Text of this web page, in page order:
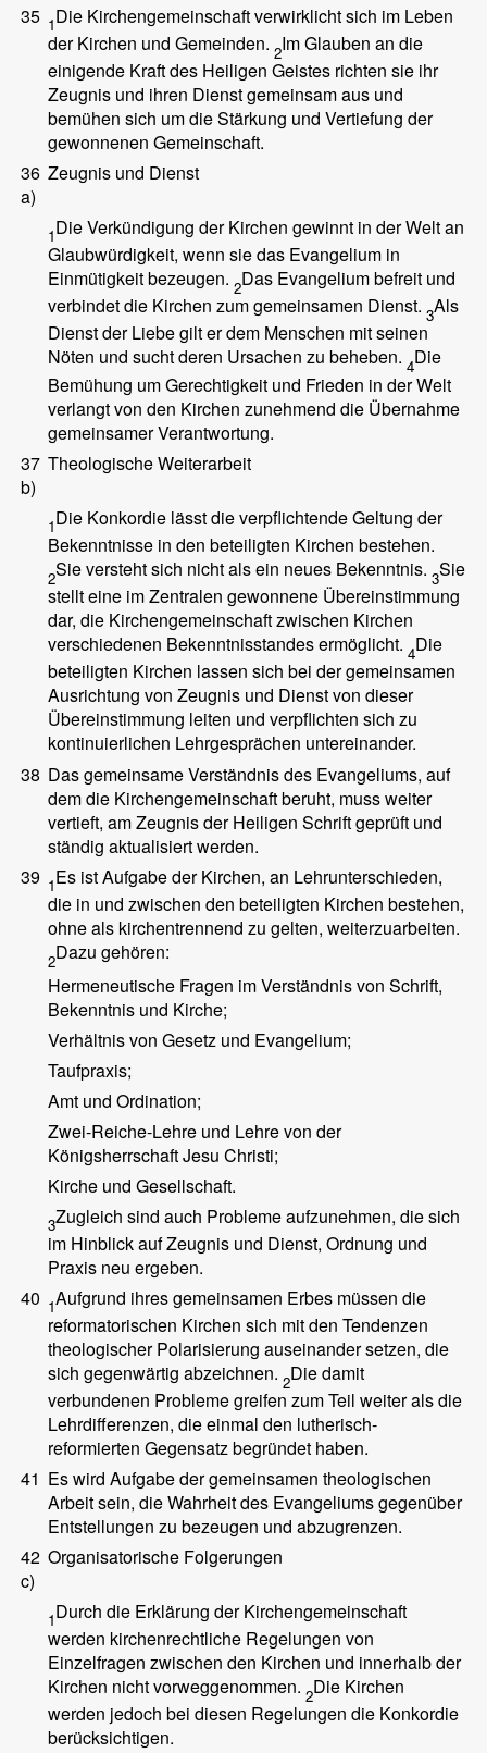
35 1Die Kirchengemeinschaft verwirklicht sich im Leben
der Kirchen und Gemeinden. 2Im Glauben an die
einigende Kraft des Heiligen Geistes richten sie ihr
Zeugnis und ihren Dienst gemeinsam aus und
bemühen sich um die Stärkung und Vertiefung der
gewonnenen Gemeinschaft.
36
a)
Zeugnis und Dienst
1Die Verkündigung der Kirchen gewinnt in der Welt an
Glaubwürdigkeit, wenn sie das Evangelium in
Einmütigkeit bezeugen. 2Das Evangelium befreit und
verbindet die Kirchen zum gemeinsamen Dienst. 3Als
Dienst der Liebe gilt er dem Menschen mit seinen
Nöten und sucht deren Ursachen zu beheben. 4Die
Bemühung um Gerechtigkeit und Frieden in der Welt
verlangt von den Kirchen zunehmend die Übernahme
gemeinsamer Verantwortung.
37
b)
Theologische Weiterarbeit
1Die Konkordie lässt die verpflichtende Geltung der
Bekenntnisse in den beteiligten Kirchen bestehen.
2Sie versteht sich nicht als ein neues Bekenntnis. 3Sie
stellt eine im Zentralen gewonnene Übereinstimmung
dar, die Kirchengemeinschaft zwischen Kirchen
verschiedenen Bekenntnisstandes ermöglicht. 4Die
beteiligten Kirchen lassen sich bei der gemeinsamen
Ausrichtung von Zeugnis und Dienst von dieser
Übereinstimmung leiten und verpflichten sich zu
kontinuierlichen Lehrgesprächen untereinander.
38 Das gemeinsame Verständnis des Evangeliums, auf
dem die Kirchengemeinschaft beruht, muss weiter
vertieft, am Zeugnis der Heiligen Schrift geprüft und
ständig aktualisiert werden.
39 1Es ist Aufgabe der Kirchen, an Lehrunterschieden,
die in und zwischen den beteiligten Kirchen bestehen,
ohne als kirchentrennend zu gelten, weiterzuarbeiten.
2Dazu gehören:
Hermeneutische Fragen im Verständnis von Schrift,
Bekenntnis und Kirche;
Verhältnis von Gesetz und Evangelium;
Taufpraxis;
Amt und Ordination;
Zwei-Reiche-Lehre und Lehre von der
Königsherrschaft Jesu Christi;
Kirche und Gesellschaft.
3Zugleich sind auch Probleme aufzunehmen, die sich
im Hinblick auf Zeugnis und Dienst, Ordnung und
Praxis neu ergeben.
40 1Aufgrund ihres gemeinsamen Erbes müssen die
reformatorischen Kirchen sich mit den Tendenzen
theologischer Polarisierung auseinander setzen, die
sich gegenwärtig abzeichnen. 2Die damit
verbundenen Probleme greifen zum Teil weiter als die
Lehrdifferenzen, die einmal den lutherisch-
reformierten Gegensatz begründet haben.
41 Es wird Aufgabe der gemeinsamen theologischen
Arbeit sein, die Wahrheit des Evangeliums gegenüber
Entstellungen zu bezeugen und abzugrenzen.
42
c)
Organisatorische Folgerungen
1Durch die Erklärung der Kirchengemeinschaft
werden kirchenrechtliche Regelungen von
Einzelfragen zwischen den Kirchen und innerhalb der
Kirchen nicht vorweggenommen. 2Die Kirchen
werden jedoch bei diesen Regelungen die Konkordie
berücksichtigen.